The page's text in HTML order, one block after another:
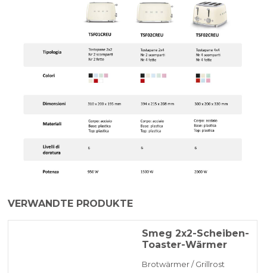
VERWANDTE PRODUKTE
Smeg 2x2-Scheiben-
Toaster-Wärmer
Brotwärmer / Grillrost